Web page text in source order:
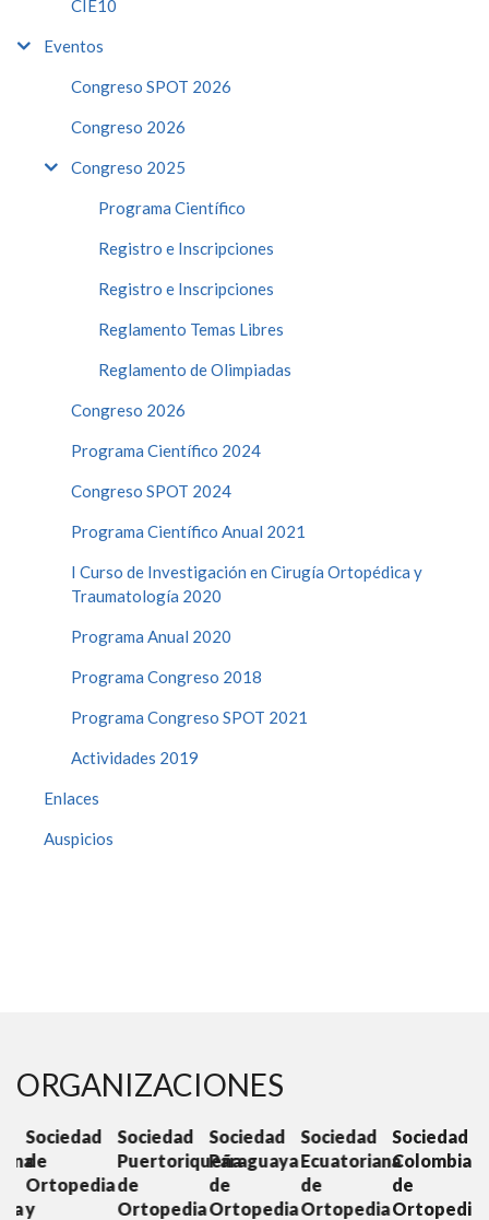
CIE10
Eventos
Congreso SPOT 2026
Congreso 2026
Congreso 2025
Programa Científico
Registro e Inscripciones
Registro e Inscripciones
Reglamento Temas Libres
Reglamento de Olimpiadas
Congreso 2026
Programa Científico 2024
Congreso SPOT 2024
Programa Científico Anual 2021
I Curso de Investigación en Cirugía Ortopédica y
Traumatología 2020
Programa Anual 2020
Programa Congreso 2018
Programa Congreso SPOT 2021
Actividades 2019
Enlaces
Auspicios
ORGANIZACIONES
Sociedad
de
Ortopedia
y
Sociedad
Puertoriqueña
de
Ortopedia
Sociedad
Paraguaya
de
Ortopedia
Sociedad
Ecuatoriana
de
Ortopedia
Sociedad
Colombiana
de
Ortopedia